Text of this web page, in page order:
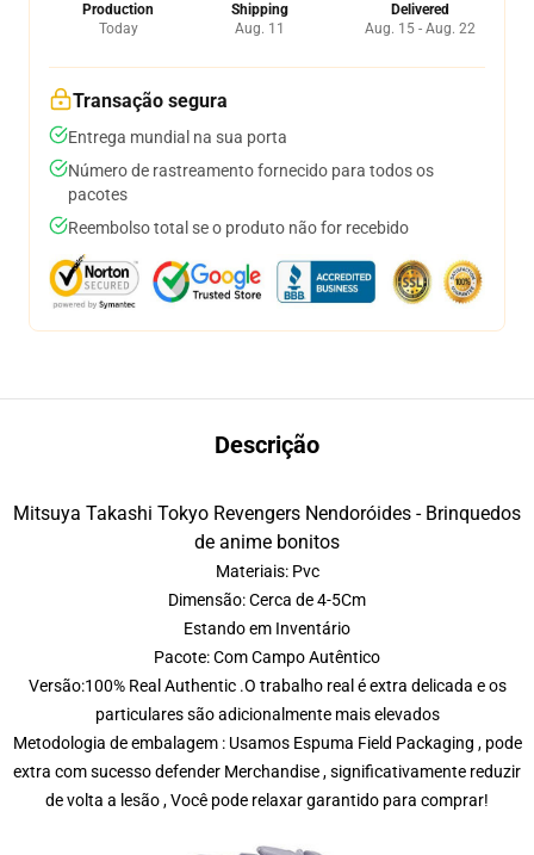
Production
Today
Shipping
Aug. 11
Delivered
Aug. 15 - Aug. 22
Transação segura
Entrega mundial na sua porta
Número de rastreamento fornecido para todos os
pacotes
Reembolso total se o produto não for recebido
Descrição
Mitsuya Takashi Tokyo Revengers Nendoróides - Brinquedos
de anime bonitos
Materiais: Pvc
Dimensão: Cerca de 4-5Cm
Estando em Inventário
Pacote: Com Campo Autêntico
Versão:100% Real Authentic .O trabalho real é extra delicada e os
particulares são adicionalmente mais elevados
Metodologia de embalagem : Usamos Espuma Field Packaging , pode
extra com sucesso defender Merchandise , significativamente reduzir
de volta a lesão , Você pode relaxar garantido para comprar!